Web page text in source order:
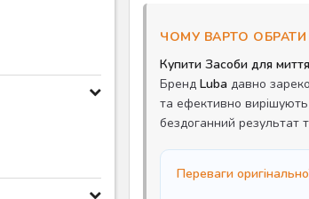
ЧОМУ ВАРТО ОБРАТИ
Купити Засоби для
Бренд Luba давно
та ефективно вирішують
бездоганний результат
Переваги